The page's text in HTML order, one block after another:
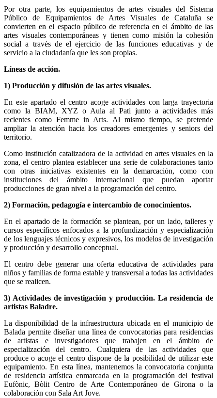
Por otra parte, los equipamientos de artes visuales del Sistema
Público de Equipamientos de Artes Visuales de Cataluña se
convierten en el espacio público de referencia en el ámbito de las
artes visuales contemporáneas y tienen como misión la cohesión
social a través de el ejercicio de las funciones educativas y de
servicio a la ciudadanía que les son propias.
Líneas de acción.
1) Producción y difusión de las artes visuales.
En este apartado el centro acoge actividades con larga trayectoria
como la BIAM, XYZ o Aula al Pati junto a actividades más
recientes como Femme in Arts. Al mismo tiempo, se pretende
ampliar la atención hacia los creadores emergentes y seniors del
territorio.
Como institución catalizadora de la actividad en artes visuales en la
zona, el centro plantea establecer una serie de colaboraciones tanto
con otras iniciativas existentes en la demarcación, como con
instituciones del ámbito internacional que puedan aportar
producciones de gran nivel a la programación del centro.
2) Formación, pedagogía e intercambio de conocimientos.
En el apartado de la formación se plantean, por un lado, talleres y
cursos específicos enfocados a la profundización y especialización
de los lenguajes técnicos y expresivos, los modelos de investigación
y producción y desarrollo conceptual.
El centro debe generar una oferta educativa de actividades para
niños y familias de forma estable y transversal a todas las actividades
que se realicen.
3) Actividades de investigación y producción. La residencia de
artistas Baladre.
La disponibilidad de la infraestructura ubicada en el municipio de
Balada permite diseñar una línea de convocatorias para residencias
de artistas e investigadores que trabajen en el ámbito de
especialización del centro. Cualquiera de las actividades que
produce o acoge el centro dispone de la posibilidad de utilizar este
equipamiento. En esta línea, mantenemos la convocatoria conjunta
de residencia artística enmarcada en la programación del festival
Eufònic, Bòlit Centro de Arte Contemporáneo de Girona o la
colaboración con Sala Art Jove.